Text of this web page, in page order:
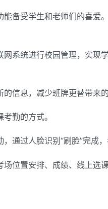
备受学生和老师们的喜爱。
系统进行校园管理，实
信息，减少班牌更替带来的
勤的方式。
通过人脸识别“刷脸”完成
位置安排、成绩、线上选